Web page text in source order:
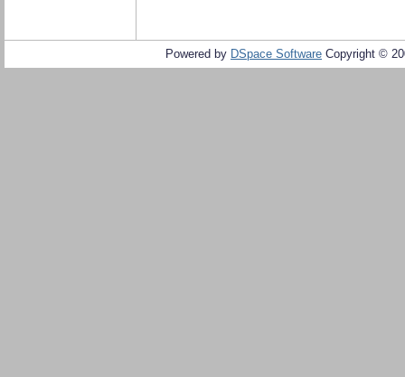
Powered by DSpace Software Copyright ©